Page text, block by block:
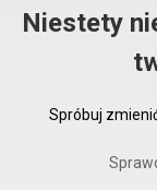
Niestety
Spróbuj